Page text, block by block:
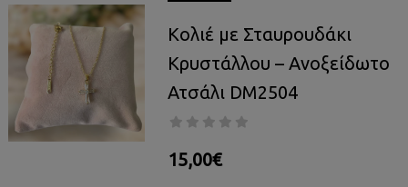
Κολιέ με Σταυρουδάκι
Κρυστάλλου – Ανοξείδωτο
Ατσάλι DM2504
15,00€